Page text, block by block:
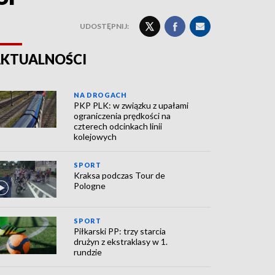
UDOSTĘPNIJ:
NA DROGACH
PKP PLK: w związku z upałami
ograniczenia prędkości na
czterech odcinkach linii
kolejowych
SPORT
Kraksa podczas Tour de
Pologne
SPORT
Piłkarski PP: trzy starcia
drużyn z ekstraklasy w 1.
rundzie